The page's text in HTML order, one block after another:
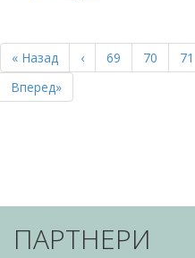
НА
СТОРІНКИ
Перша
сторінка
« Назад
Попередня
сторінка
‹ Page
69 Page
70 71
Остання
сторінка
Вперед»
ПАРТНЕРИ